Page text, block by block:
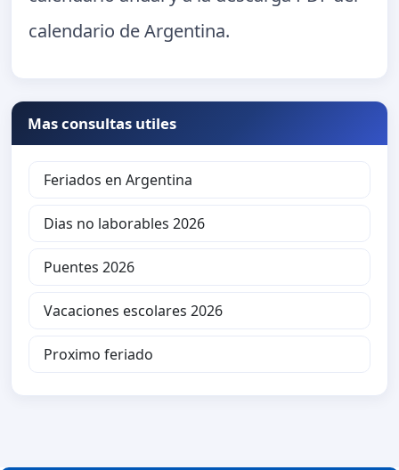
calendario de Argentina.
Mas consultas utiles
Feriados en Argentina
Dias no laborables 2026
Puentes 2026
Vacaciones escolares 2026
Proximo feriado